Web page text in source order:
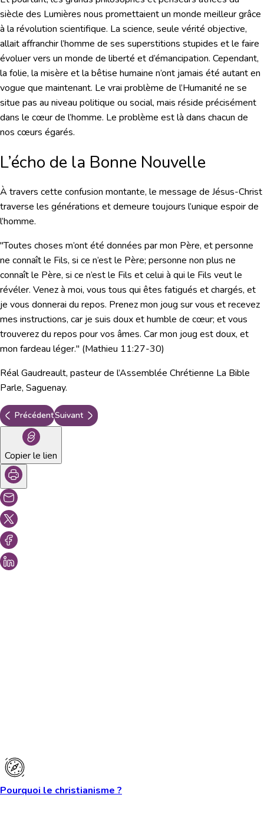
siècle des Lumières nous promettaient un monde meilleur grâce
à la révolution scientifique. La science, seule vérité objective,
allait affranchir l’homme de ses superstitions stupides et le faire
évoluer vers un monde de liberté et d’émancipation. Cependant,
la folie, la misère et la bêtise humaine n’ont jamais été autant en
vogue que maintenant. Le vrai problème de l’Humanité ne se
situe pas au niveau politique ou social, mais réside précisément
dans le cœur de l’homme. Le problème est là dans chacun de
nos cœurs égarés.
L’écho de la Bonne Nouvelle
À travers cette confusion montante, le message de Jésus-Christ
traverse les générations et demeure toujours l’unique espoir de
l’homme.
"Toutes choses m’ont été données par mon Père, et personne
ne connaît le Fils, si ce n’est le Père; personne non plus ne
connaît le Père, si ce n’est le Fils et celui à qui le Fils veut le
révéler. Venez à moi, vous tous qui êtes fatigués et chargés, et
je vous donnerai du repos. Prenez mon joug sur vous et recevez
mes instructions, car je suis doux et humble de cœur; et vous
trouverez du repos pour vos âmes. Car mon joug est doux, et
mon fardeau léger." (Mathieu 11:27-30)
Réal Gaudreault, pasteur de l’Assemblée Chrétienne La Bible
Parle, Saguenay.
PrécédentSuivant
Copier le lien
Pourquoi le christianisme ?